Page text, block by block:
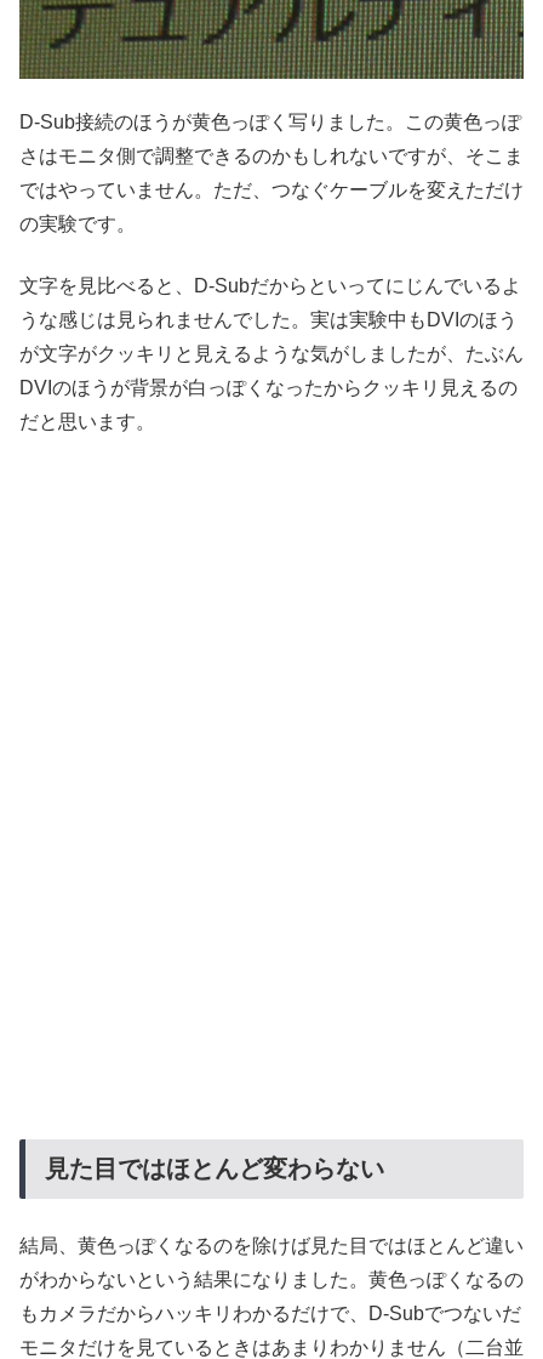
D-Sub接続のほうが黄色っぽく写りました。この黄色っぽ
さはモニタ側で調整できるのかもしれないですが、そこま
ではやっていません。ただ、つなぐケーブルを変えただけ
の実験です。
文字を見比べると、D-Subだからといってにじんでいるよ
うな感じは見られませんでした。実は実験中もDVIのほう
が文字がクッキリと見えるような気がしましたが、たぶん
DVIのほうが背景が白っぽくなったからクッキリ見えるの
だと思います。
見た目ではほとんど変わらない
結局、黄色っぽくなるのを除けば見た目ではほとんど違い
がわからないという結果になりました。黄色っぽくなるの
もカメラだからハッキリわかるだけで、D-Subでつないだ
モニタだけを見ているときはあまりわかりません（二台並